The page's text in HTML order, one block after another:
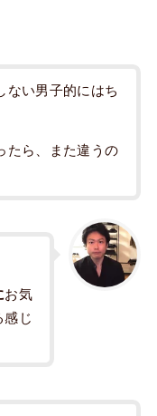
ない男子的にはち
たら、また違うの
お気
感じ